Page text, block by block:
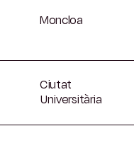
Moncloa
Ciutat
Universitària